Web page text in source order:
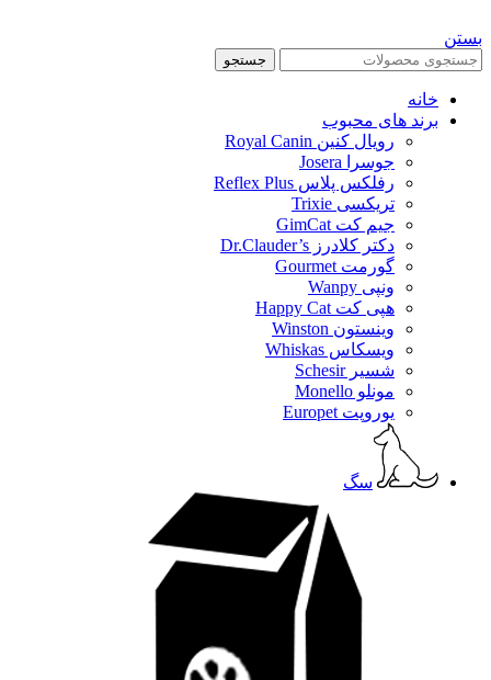
بستن
جستجو
خانه
برند های محبوب
رویال کنین Royal Canin
جوسرا Josera
رفلکس پلاس Reflex Plus
تریکسی Trixie
جیم کت GimCat
دکتر کلادرز Dr.Clauder’s
گورمت Gourmet
ونپی Wanpy
هپی کت Happy Cat
وینستون Winston
ویسکاس Whiskas
شسیر Schesir
مونلو Monello
یوروپت Europet
سگ